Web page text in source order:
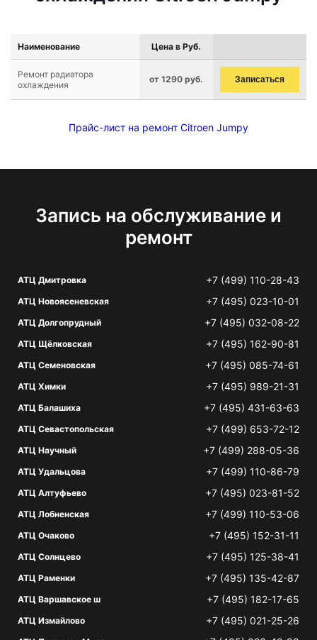
Наименование Цена в Руб.
Ремонт радиатора
охлаждения
от 1290 руб. Записаться
Прайс-лист на ремонт Citroen Jumpy
Запись на обслуживание и
ремонт
АТЦ Дмитровка +7 (499) 110-28-43
АТЦ Новоясеневская +7 (495) 023-10-01
АТЦ Долгопрудный +7 (495) 032-08-22
АТЦ Щёлковская +7 (495) 162-90-81
АТЦ Семеновская +7 (495) 085-74-61
АТЦ Химки +7 (495) 989-21-31
АТЦ Балашиха +7 (495) 431-63-63
АТЦ Севастопольская +7 (499) 653-72-12
АТЦ Научный +7 (499) 288-05-36
АТЦ Удальцова +7 (499) 110-86-79
АТЦ Алтуфьево +7 (495) 023-81-52
АТЦ Лобненская +7 (499) 110-53-06
АТЦ Очаково +7 (495) 152-31-11
АТЦ Солнцево +7 (495) 125-38-41
АТЦ Раменки +7 (495) 135-42-87
АТЦ Варшавское ш +7 (495) 182-17-65
АТЦ Измайлово +7 (495) 021-25-26